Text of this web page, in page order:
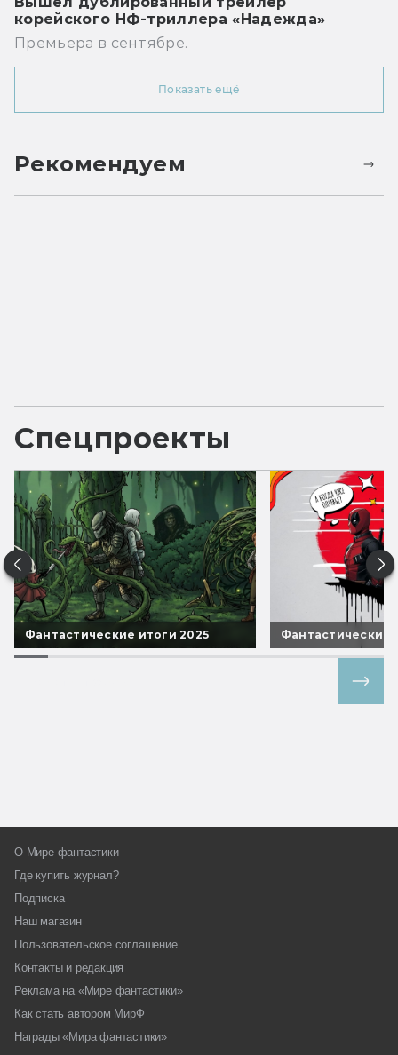
корейского НФ-триллера «Надежда»
Премьера в сентябре.
Показать ещё
Рекомендуем
Спецпроекты
Фантастические итоги 2025 Фантастические
О Мире фантастики
Где купить журнал?
Подписка
Наш магазин
Пользовательское соглашение
Контакты и редакция
Реклама на «Мире фантастики»
Как стать автором МирФ
Награды «Мира фантастики»